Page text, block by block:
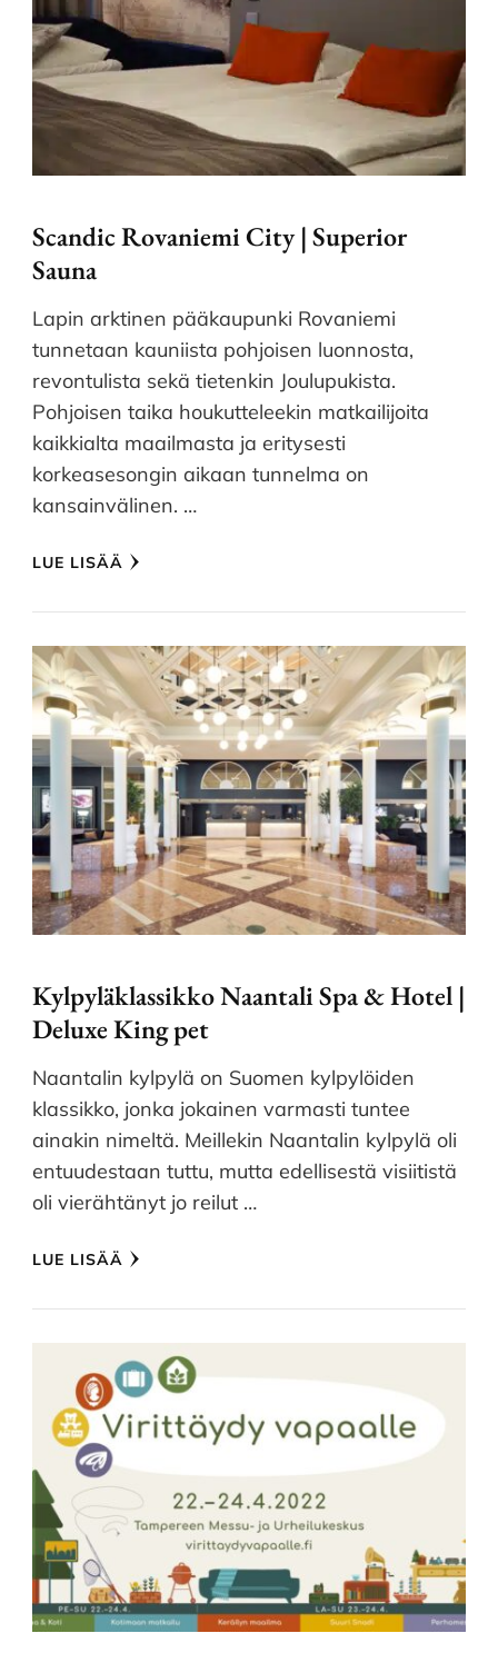
Scandic Rovaniemi City | Superior
Sauna
Lapin arktinen pääkaupunki Rovaniemi
tunnetaan kauniista pohjoisen luonnosta,
revontulista sekä tietenkin Joulupukista.
Pohjoisen taika houkutteleekin matkailijoita
kaikkialta maailmasta ja eritysesti
korkeasesongin aikaan tunnelma on
kansainvälinen. …
LUE LISÄÄ
Kylpyläklassikko Naantali Spa & Hotel |
Deluxe King pet
Naantalin kylpylä on Suomen kylpylöiden
klassikko, jonka jokainen varmasti tuntee
ainakin nimeltä. Meillekin Naantalin kylpylä oli
entuudestaan tuttu, mutta edellisestä visiitistä
oli vierähtänyt jo reilut …
LUE LISÄÄ